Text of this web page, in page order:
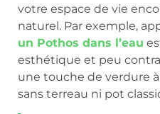
votre espace de vie
naturel. Par exemple,
un Pothos dans l’eau
esthétique et peu
une touche de verdure
sans terreau ni pot